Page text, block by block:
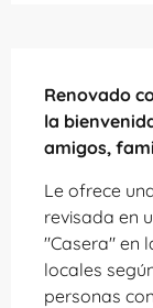
Renovado
la
amigos,
Le ofrece
revisada en
"Casera" en
locales
personas